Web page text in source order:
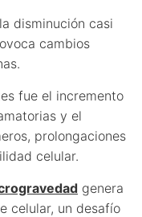
disminución casi
cambios
fue el incremento
y el
prolongaciones
celular.
genera
celular, un desafío